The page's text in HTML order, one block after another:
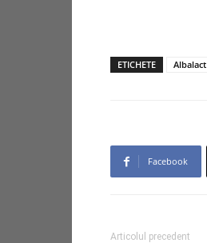
ETICHETE Albalact
Facebook
Articolul precedent